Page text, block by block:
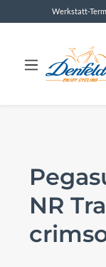
springenWerkstatt-
NR